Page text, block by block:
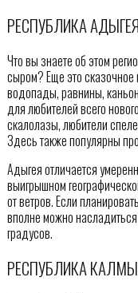
РЕСПУБЛИКА АДЫГЕЯ
Что вы знаете об этом
сыром? Еще это сказочное
водопады, равнины,
для любителей всего
скалолазы, любители
Здесь также популярны
Адыгея отличается
выигрышном
от ветров. Если
вполне можно
градусов.
РЕСПУБЛИКА